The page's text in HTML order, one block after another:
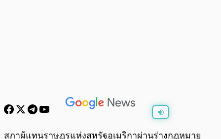
สภาผู้แทนราษฎรแห่งสหรัฐอเมริกาผ่านร่างกฎหมาย